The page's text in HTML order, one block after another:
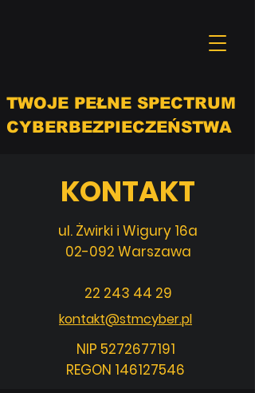
TWOJE PEŁNE SPECTRUM
CYBERBEZPIECZEŃSTWA
KONTAKT
ul. Żwirki i Wigury 16a
02-092 Warszawa
22 243 44 29
kontakt@stmcyber.pl
NIP 5272677191
REGON 146127546